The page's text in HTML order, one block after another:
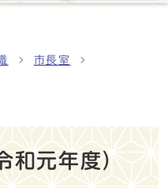
市長室
和元年度）